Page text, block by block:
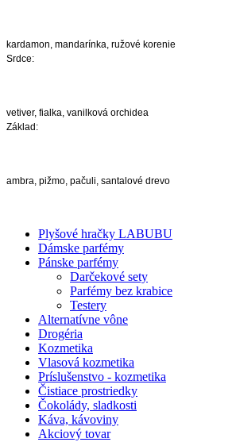
kardamon, mandarínka, ružové korenie
Srdce:
vetiver, fialka, vanilková orchidea
Základ:
ambra, pižmo, pačuli, santalové drevo
Plyšové hračky LABUBU
Dámske parfémy
Pánske parfémy
Darčekové sety
Parfémy bez krabice
Testery
Alternatívne vône
Drogéria
Kozmetika
Vlasová kozmetika
Príslušenstvo - kozmetika
Čistiace prostriedky
Čokolády, sladkosti
Káva, kávoviny
Akciový tovar